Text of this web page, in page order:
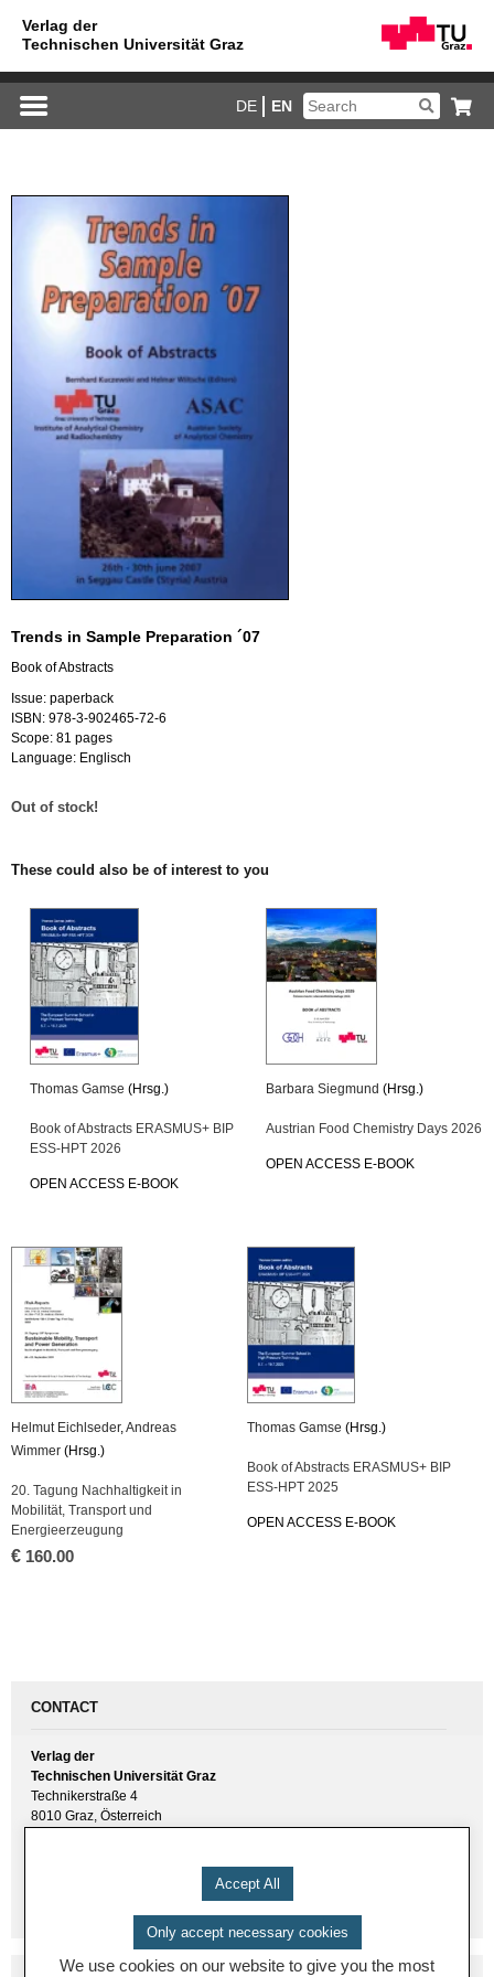
DE EN
Trends in Sample Preparation ´07
Book of Abstracts
Issue: paperback
ISBN: 978-3-902465-72-6
Scope: 81 pages
Language: Englisch
Out of stock!
These could also be of interest to you
Thomas Gamse (Hrsg.)
Book of Abstracts ERASMUS+ BIP
ESS-HPT 2026
OPEN ACCESS E-BOOK
Barbara Siegmund (Hrsg.)
Austrian Food Chemistry Days 2026
OPEN ACCESS E-BOOK
Helmut Eichlseder,Andreas
Wimmer (Hrsg.)
20. Tagung Nachhaltigkeit in
Mobilität, Transport und
Energieerzeugung
€ 160.00
Thomas Gamse (Hrsg.)
Book of Abstracts ERASMUS+ BIP
ESS-HPT 2025
OPEN ACCESS E-BOOK
CONTACT
Verlag der
Technischen Universität Graz
Technikerstraße 4
8010 Graz, Österreich
Accept All
Only accept necessary cookies
We use cookies on our website to give you the most